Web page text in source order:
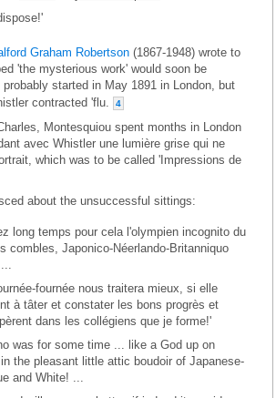
Graham Robertson (1867-1948) wrote to
'the mysterious work' would soon be
probably started in May 1891 in London, but
contracted 'flu.
4
Montesquiou spent months in London
avec Whistler une lumière grise qui ne
which was to be called 'Impressions de
about the unsuccessful sittings:
long temps pour cela l'olympien incognito du
combles, Japonico-Néerlando-Britanniquo
fournée nous traitera mieux, si elle
à tâter et constater les bons progrès et
dans les collégiens que je forme!'
was for some time ... like a God up on
the pleasant little attic boudoir of Japanese-
and White! ...